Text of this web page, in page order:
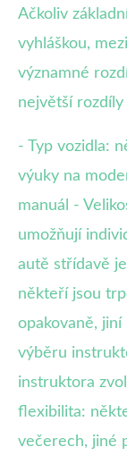
Ačkoliv
vyhláškou,
významné
největší
- Typ vozidla:
výuky na
manuál -
umožňují
autě střídavě
někteří jsou
opakovaně,
výběru
instruktora
flexibilita:
večerech, jiné